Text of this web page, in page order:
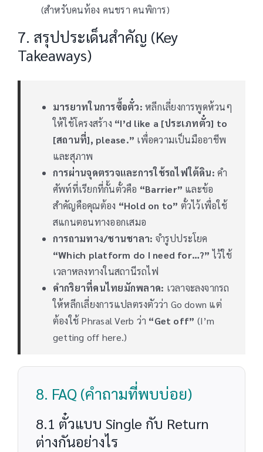
(สำหรับคนท้อง คนชรา คนพิการ)
7. สรุปประเด็นสำคัญ (Key
Takeaways)
มารยาทในการซื้อตั๋ว: หลีกเลี่ยงการพูดห้วนๆ
ให้ใช้โครงสร้าง “I’d like a [ประเภทตั๋ว] to
[สถานที่], please.” เพื่อความเป็นมืออาชีพ
และสุภาพ
การผ่านจุดตรวจและการใช้รถไฟใต้ดิน: คำ
ศัพท์ที่เรียกที่กั้นตั๋วคือ “Barrier” และข้อ
สำคัญคือคุณต้อง “Hold on to” ตั๋วไว้เพื่อใช้
สแกนตอนทางออกเสมอ
การถามทาง/ชานชาลา: จำรูปประโยค
“Which platform do I need for…?” ไว้ใช้
เวลาหลงทางในสถานีรถไฟ
คำกริยาที่คนไทยมักพลาด: เวลาจะลงจากรถ
ให้หลีกเลี่ยงการแปลตรงตัวว่า Go down แต่
ต้องใช้ Phrasal Verb ว่า “Get off” (I’m
getting off here.)
8. FAQ (คำถามที่พบบ่อย)
8.1 ตั๋วแบบ Single กับ Return
ต่างกันอย่างไร